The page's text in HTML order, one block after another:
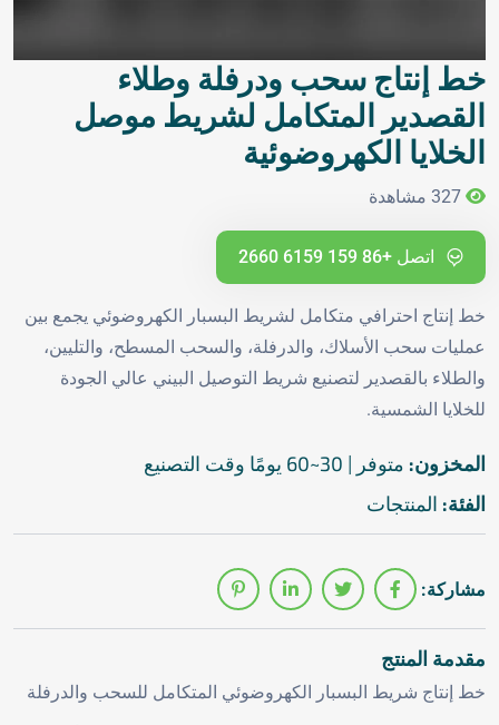
خط إنتاج سحب ودرفلة وطلاء
القصدير المتكامل لشريط موصل
الخلايا الكهروضوئية
327 مشاهدة
اتصل +86 159 6159 2660
خط إنتاج احترافي متكامل لشريط البسبار الكهروضوئي يجمع بين
عمليات سحب الأسلاك، والدرفلة، والسحب المسطح، والتليين،
والطلاء بالقصدير لتصنيع شريط التوصيل البيني عالي الجودة
للخلايا الشمسية.
المخزون:متوفر | 30~60 يومًا وقت التصنيع
الفئة:المنتجات
مشاركة:
مقدمة المنتج
خط إنتاج شريط البسبار الكهروضوئي المتكامل للسحب والدرفلة